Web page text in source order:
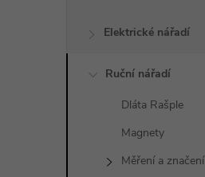
Elektrické nářadí
Ruční nářadí
Dláta Rašple
Magnety
Měření a značení